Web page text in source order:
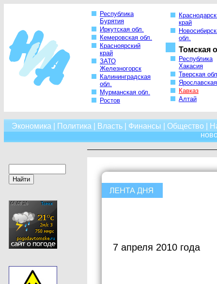
Республика
Бурятия
Иркутская обл.
Кемеровская обл.
Красноярский
край
ЗАТО
Железногорск
Калининградская
обл.
Мурманская обл.
Ростов
край
обл.
Томская
Республика
Хакасия
Тверская
Кавказ
Алтай
Экономика Политика Власть| Финансы Общество
7 апреля 2010 года